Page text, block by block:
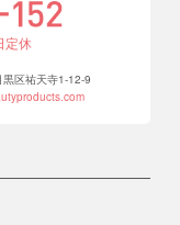
定休
区祐天寺1-12-9